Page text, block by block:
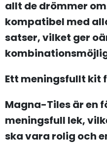
allt de drömmer
kompatibel med
satser, vilket ger
Ett meningsfullt kit
Magna-Tiles är en
meningsfull lek,
ska vara rolig och